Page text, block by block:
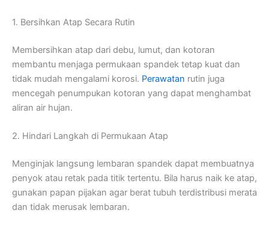
1. Bersihkan Atap Secara Rutin
Membersihkan atap dari debu, lumut, dan kotoran
membantu menjaga permukaan spandek tetap kuat dan
tidak mudah mengalami korosi. Perawatan rutin juga
mencegah penumpukan kotoran yang dapat menghambat
aliran air hujan.
2. Hindari Langkah di Permukaan Atap
Menginjak langsung lembaran spandek dapat membuatnya
penyok atau retak pada titik tertentu. Bila harus naik ke atap,
gunakan papan pijakan agar berat tubuh terdistribusi merata
dan tidak merusak lembaran.